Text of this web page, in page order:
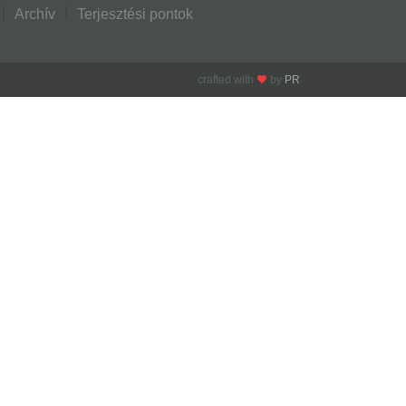
Archív Terjesztési pontok
crafted with by PR